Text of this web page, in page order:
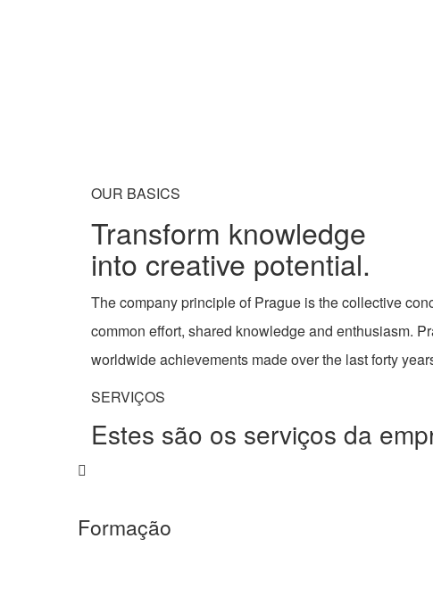
OUR BASICS
Transform knowledge
into creative potential.
The company principle of Prague is the collective
common effort, shared knowledge and enthusiasm.
worldwide achievements made over the last forty
SERVIÇOS
Estes são os serviços da
Formação